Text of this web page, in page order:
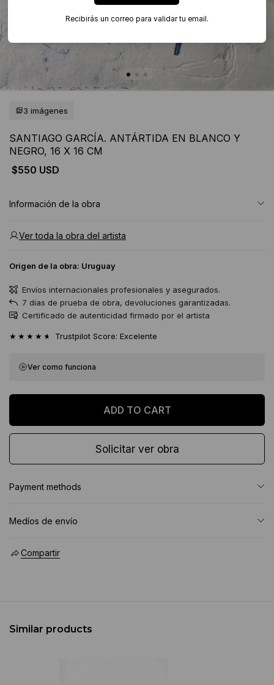
3 imágenes
SANTIAGO GARCÍA. ANTÁRTIDA EN BLANCO Y
NEGRO, 16 X 16 CM
$550 USD
Información de la obra
Ver toda la obra del artista
Origen de la obra: Uruguay
Envíos internacionales profesionales y asegurados.
7 días de prueba de obra, devoluciones garantizadas.
Certificado de autenticidad firmado por el artista
★★★★★ Trustpilot Score: Excelente
Ver como funciona
Solicitar ver obra
Payment methods
Medíos de envío
Compartir
Similar products
Recibirás un correo para validar tu email.